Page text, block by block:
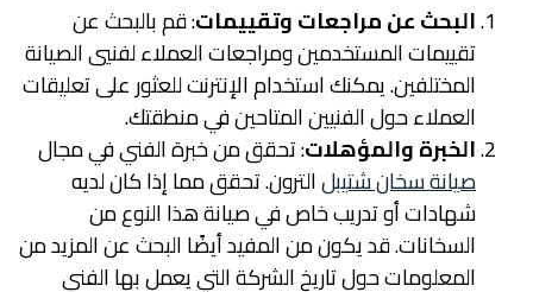
البحث عن مراجعات وتقييمات: قم بالبحث عن
تقييمات المستخدمين ومراجعات العملاء لفنيي الصيانة
المختلفين. يمكنك استخدام الإنترنت للعثور على تعليقات
العملاء حول الفنيين المتاحين في منطقتك.
الخبرة والمؤهلات: تحقق من خبرة الفني في مجال
صيانة سخان شتيبلالترون. تحقق مما إذا كان لديه
شهادات أو تدريب خاص في صيانة هذا النوع من
السخانات. قد يكون من المفيد أيضًا البحث عن المزيد من
المعلومات حول تاريخ الشركة التي يعمل بها الفني